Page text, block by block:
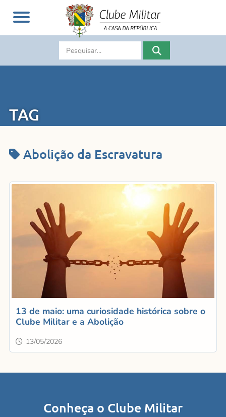
TAG
Abolição da Escravatura
13 de maio: uma curiosidade histórica sobre o
Clube Militar e a Abolição
13/05/2026
Conheça o Clube Militar